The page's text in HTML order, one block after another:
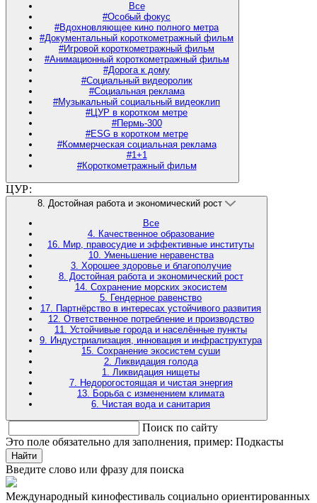
Все
#Особый фокус
#Вдохновляющее кино полного метра
#Документальный короткометражный фильм
#Игровой короткометражный фильм
#Анимационный короткометражный фильм
#Дорога к дому
#Социальный видеоролик
#Социальная реклама
#Музыкальный социальный видеоклип
#ЦУР в коротком метре
#Пермь-300
#ESG в коротком метре
#Коммерческая социальная реклама
#1+1
#Короткометражный фильм
ЦУР:
8. Достойная работа и экономический рост
Все
4. Качественное образование
16. Мир, правосудие и эффективные институты
10. Уменьшение неравенства
3. Хорошее здоровье и благополучие
8. Достойная работа и экономический рост
14. Сохранение морских экосистем
5. Гендерное равенство
17. Партнёрство в интересах устойчивого развития
12. Ответственное потребление и производство
11. Устойчивые города и населённые пункты
9. Индустриализация, инновация и инфраструктура
15. Сохранение экосистем суши
2. Ликвидация голода
1. Ликвидация нищеты
7. Недорогостоящая и чистая энергия
13. Борьба с изменением климата
6. Чистая вода и санитария
Поиск по сайту
Это поле обязательно для заполнения, пример: Подкасты
Найти
Введите слово или фразу для поиска
Международный кинофестиваль социально ориентированных